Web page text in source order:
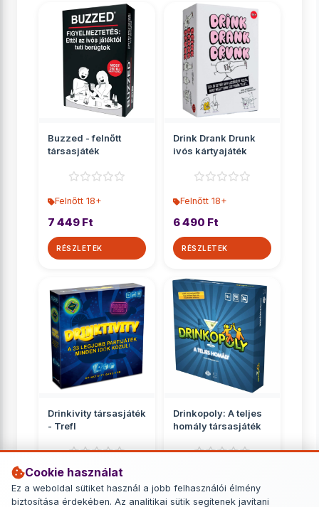
Cookie használat
Ez a weboldal sütiket használ a jobb felhasználói élmény
biztosítása érdekében. Az analitikai sütik segítenek javítani
Buzzed - felnőtt
társasjáték
Felnőtt 18+
7 449 Ft
RÉSZLETEK
Drink Drank Drunk
ivós kártyajáték
Felnőtt 18+
6 490 Ft
RÉSZLETEK
Drinkivity társasjáték
- Trefl
Felnőtt 18+
10 590 Ft
Drinkopoly: A teljes
homály társasjáték
11 390 Ft